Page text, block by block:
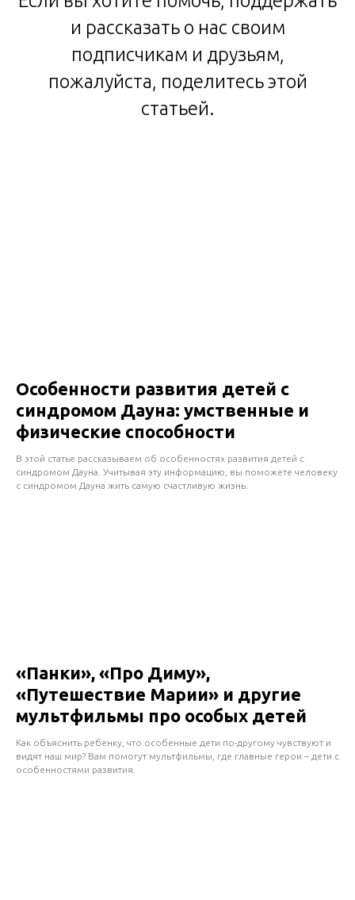
и рассказать о нас своим
подписчикам и друзьям,
пожалуйста, поделитесь этой
статьей.
Особенности развития детей с
синдромом Дауна: умственные и
физические способности
В этой статье рассказываем об особенностях развития детей с
синдромом Дауна. Учитывая эту информацию, вы поможете человеку
с синдромом Дауна жить самую счастливую жизнь.
«Панки», «Про Диму»,
«Путешествие Марии» и другие
мультфильмы про особых детей
Как объяснить ребенку, что особенные дети по-другому чувствуют и
видят наш мир? Вам помогут мультфильмы, где главные герои – дети с
особенностями развития.